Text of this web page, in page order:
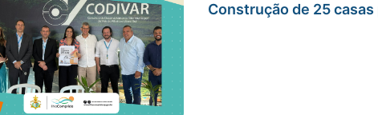
Construção de 25